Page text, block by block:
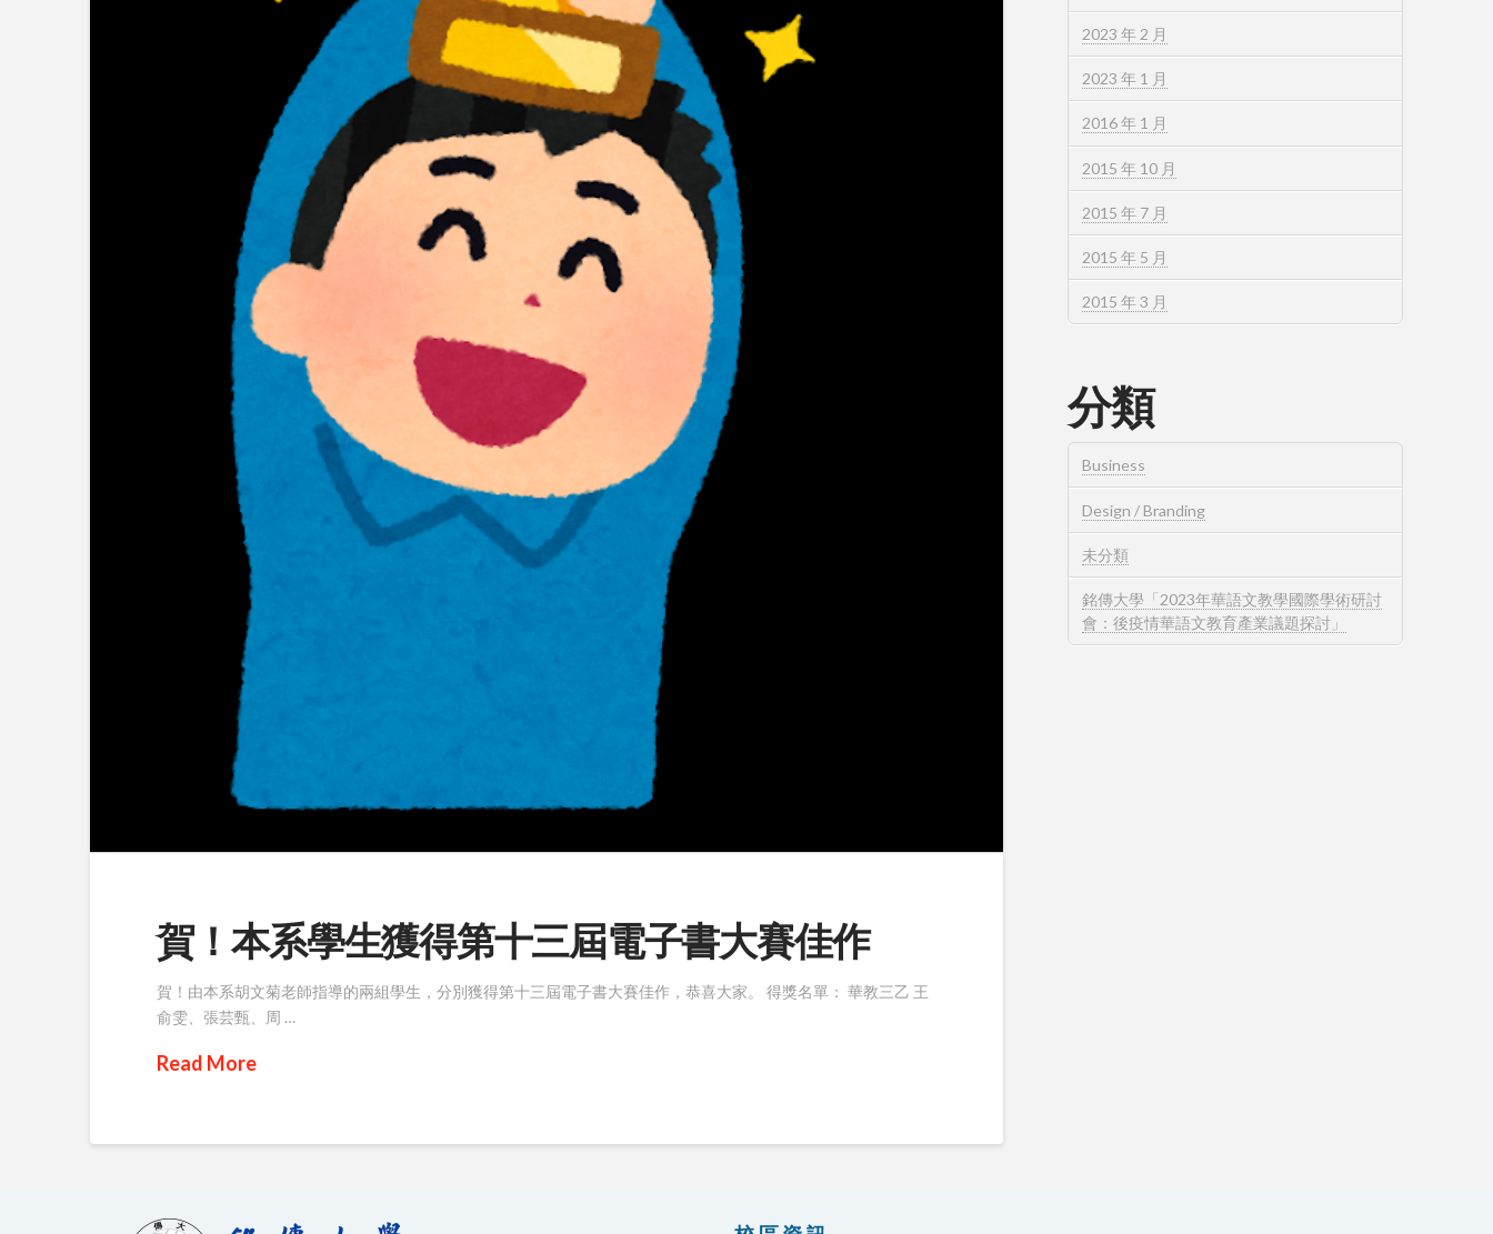
賀！本系學生獲得第十三屆電子書大賽佳作
賀！由本系胡文菊老師指導的兩組學生，分別獲得第十三屆電子書大賽佳作，恭喜大家。 得獎名單： 華教三乙 王
俞雯、張芸甄、周 …
Read More
2023 年 2 月
2023 年 1 月
2016 年 1 月
2015 年 10 月
2015 年 7 月
2015 年 5 月
2015 年 3 月
分類
Business
Design / Branding
未分類
銘傳大學「2023年華語文教學國際學術研討
會：後疫情華語文教育產業議題探討」